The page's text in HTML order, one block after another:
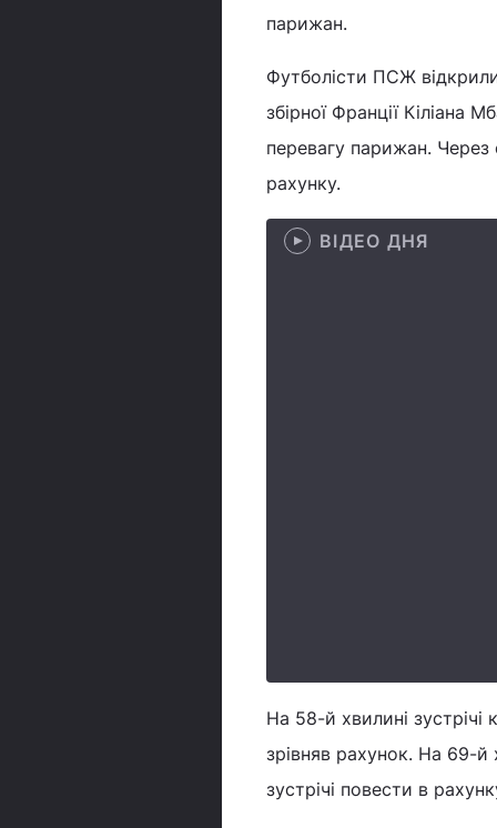
парижан.
Футболісти ПСЖ
збірної Франції Кіліана
перевагу парижан. Через
рахунку.
ВІДЕО ДНЯ
На 58-й хвилині зустрічі
зрівняв рахунок. На 69-
зустрічі повести в